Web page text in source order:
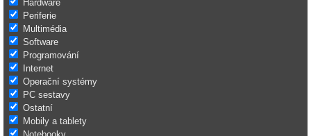
Hardware
Periferie
Multimédia
Software
Programování
Internet
Operační systémy
PC sestavy
Ostatní
Mobily a tablety